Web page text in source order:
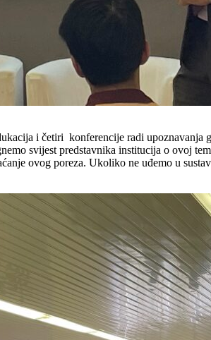
i četiri konferencije radi
svijest predstavnika institucija o ovoj
ovog poreza. Ukoliko ne uđemo u